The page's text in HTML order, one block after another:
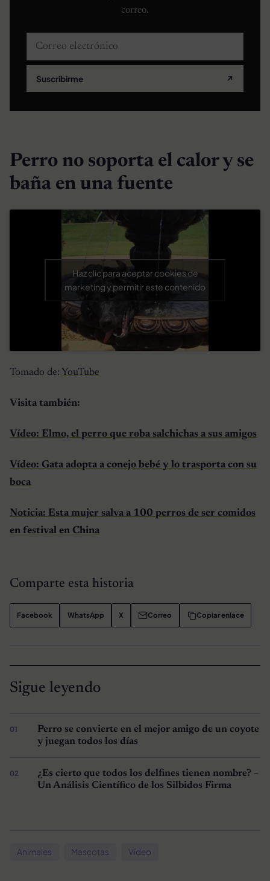
correo.
Correo electrónico
Suscribirme ↗
Perro no soporta el calor y se
baña en una fuente
Haz clic para aceptar cookies de
marketing y permitir este contenido
Tomado de: YouTube
Visita también:
Vídeo: Elmo, el perro que roba salchichas a sus amigos
Vídeo: Gata adopta a conejo bebé y lo trasporta con su
boca
Noticia: Esta mujer salva a 100 perros de ser comidos
en festival en China
Comparte esta historia
Facebook WhatsApp X Correo Copiar enlace
Sigue leyendo
Perro se convierte en el mejor amigo de un coyote
y juegan todos los días
¿Es cierto que todos los delfines tienen nombre? –
Un Análisis Científico de los Silbidos Firma
Animales Mascotas Vídeo